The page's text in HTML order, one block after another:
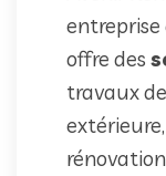
entreprise
offre des
travaux